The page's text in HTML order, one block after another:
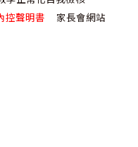
控聲明書
家長會網站